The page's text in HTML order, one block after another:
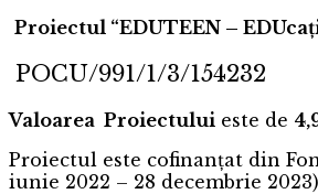
Proiectul “EDUTEEN –
POCU/991/1/3/154232
Valoarea Proiectului este de
Proiectul este cofinanţat din
iunie 2022 – 28 decembrie